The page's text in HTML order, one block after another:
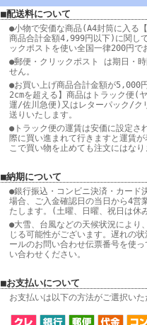
■配送料について
●小物で安価な商品(A4封筒に入る
商品合計金額4,999円以下)に関し
ックポストを使い全国一律200円で
●郵便・クリックポスト は期日・
せん。
●お買い上げ商品合計金額が5,000
2cmを超える】商品はトラック便(
運/佐川急便)又はレターパック/ク
送りいたします。
●トラック便の運賃は安価に設定さ
際に買い進まれて行きますと運賃
こで買い物を止めても注文にはな
■納期について
●銀行振込・コンビニ決済・カード
場合、ご入金確認日の当日から4営
たします。(土曜、日曜、祝日は休
●大雪、台風などの天候状況により
じる可能性がございます。遅れの
ールのお問い合わせ伝票番号を使
い合わせください。
■お支払いについて
お支払いは以下の方法がご選択い